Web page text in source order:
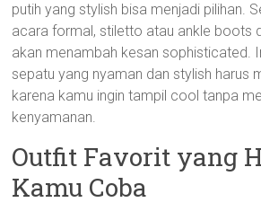
putih yang stylish bisa menjadi pilihan.
acara formal, stiletto atau ankle boots
akan menambah kesan sophisticated.
sepatu yang nyaman dan stylish harus
karena kamu ingin tampil cool tanpa
kenyamanan.
Outfit Favorit yang
Kamu Coba